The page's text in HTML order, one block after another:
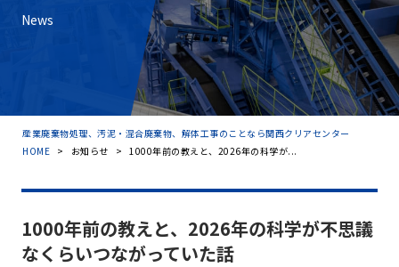
News
産業廃棄物処理、汚泥・混合廃棄物、解体工事のことなら関西クリアセンター
HOME > お知らせ > 1000年前の教えと、2026年の科学が...
1000年前の教えと、2026年の科学が不思議
なくらいつながっていた話